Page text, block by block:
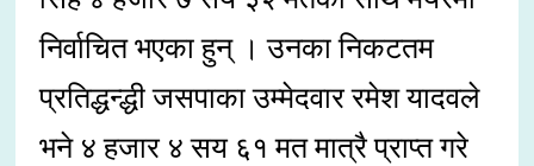
निर्वाचित भएका हुन् । उनका निकटतम
प्रतिद्धन्द्धी जसपाका उम्मेदवार रमेश यादवले
भने ४ हजार ४ सय ६१ मत मात्रै प्राप्त गरे